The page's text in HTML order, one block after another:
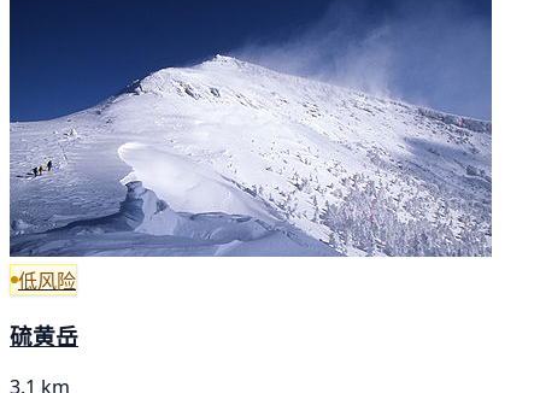
低风险
硫黄岳
3.1 km